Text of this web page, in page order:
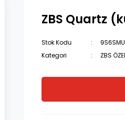
ZBS Quartz
Stok Kodu
Kategori
ZBS